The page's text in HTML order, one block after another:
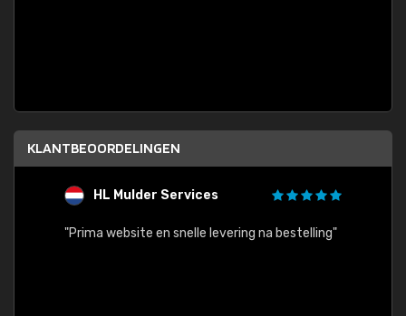
KLANTBEOORDELINGEN
HL Mulder Services
"Prima website en snelle levering na bestelling"